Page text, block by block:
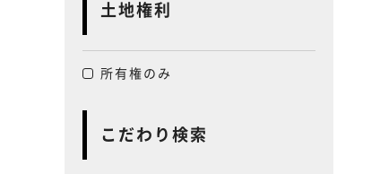
土地権利
所有権のみ
こだわり検索